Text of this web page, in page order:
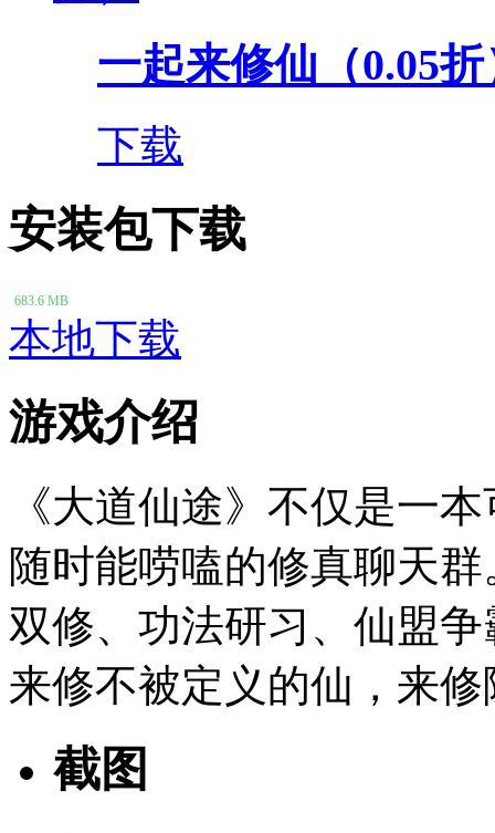
一起来修仙（0.05折
下载
安装包下载
683.6 MB
本地下载
游戏介绍
《大道仙途》不仅是一
随时能唠嗑的修真聊天
双修、功法研习、仙盟
来修不被定义的仙，来
截图